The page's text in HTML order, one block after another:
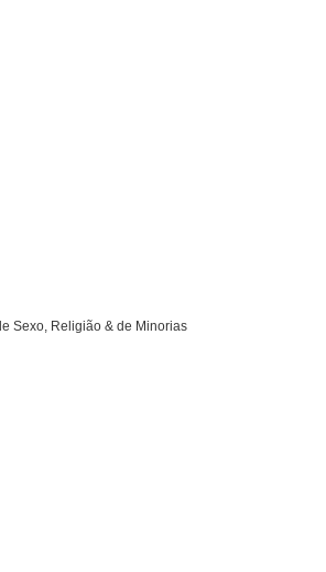
Sexo, Religião & de Minorias